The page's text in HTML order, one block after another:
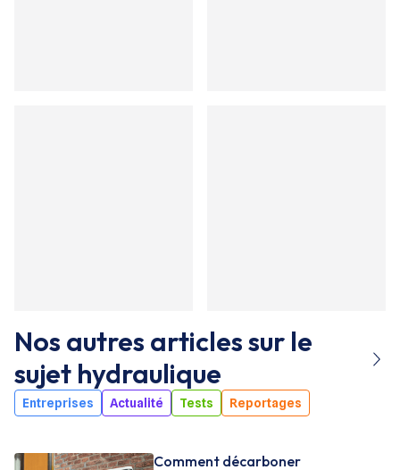
Nos autres articles sur le
sujet hydraulique
Entreprises Actualité Tests Reportages
Comment décarboner